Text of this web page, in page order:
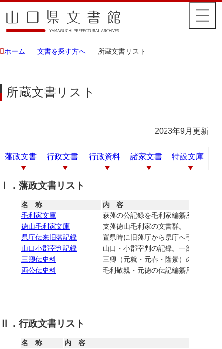
ホーム 文書を探す方へ 所蔵文書リスト
所蔵文書リスト
2023年9月更新
藩政文書 行政文書 行政資料 諸家文書 特設文庫
Ⅰ．藩政文書リスト
名 称
内 容
毛利家文庫
萩藩の公記録を毛利家編纂所で整備
徳山毛利家文庫
支藩徳山毛利家の文書群。
県庁伝来旧藩記録
置県時に旧藩庁から県庁へ引き渡さ
山口小郡宰判記録
山口・小郡宰判の記録。一部大島宰
三卿伝史料
三卿（元就・元春・隆景）の伝記編
両公伝史料
毛利敬親・元徳の伝記編纂用に作成
Ⅱ．行政文書リスト
名 称
内 容